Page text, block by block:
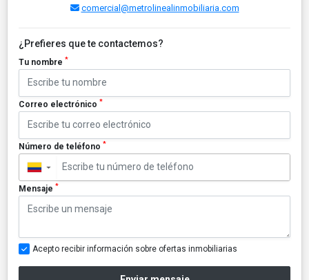
comercial@metrolinealinmobiliaria.com
¿Prefieres que te contactemos?
Tu nombre *
Correo electrónico *
Número de teléfono *
▼
Mensaje *
Acepto recibir información sobre ofertas inmobiliarias